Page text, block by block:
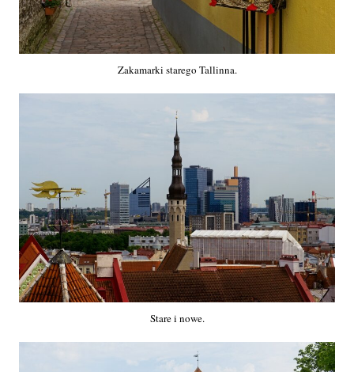
Zakamarki starego Tallinna.
Stare i nowe.